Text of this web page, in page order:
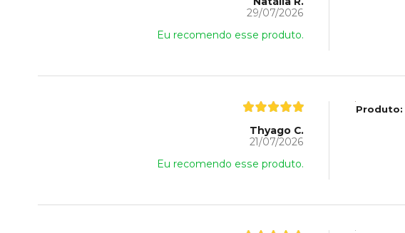
29/07/2026
Eu recomendo esse produto.
Thyago C.
21/07/2026
Eu recomendo esse produto.
Produto: